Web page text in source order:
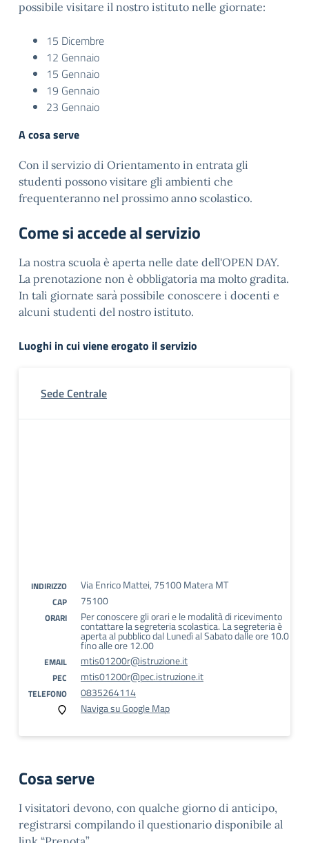
possibile visitare il nostro istituto nelle giornate:
15 Dicembre
12 Gennaio
15 Gennaio
19 Gennaio
23 Gennaio
A cosa serve
Con il servizio di Orientamento in entrata gli
studenti possono visitare gli ambienti che
frequenteranno nel prossimo anno scolastico.
Come si accede al servizio
La nostra scuola è aperta nelle date dell'OPEN DAY.
La prenotazione non è obbligatoria ma molto gradita.
In tali giornate sarà possibile conoscere i docenti e
alcuni studenti del nostro istituto.
Luoghi in cui viene erogato il servizio
Sede Centrale
INDIRIZZO Via Enrico Mattei, 75100 Matera MT
CAP 75100
ORARI Per conoscere gli orari e le modalità di ricevimento
contattare la segreteria scolastica. La segreteria è
aperta al pubblico dal Lunedì al Sabato dalle ore 10.0
fino alle ore 12.00
EMAIL mtis01200r@istruzione.it
PEC mtis01200r@pec.istruzione.it
TELEFONO
0835264114
Naviga su Google Map
Cosa serve
I visitatori devono, con qualche giorno di anticipo,
registrarsi compilando il questionario disponibile al